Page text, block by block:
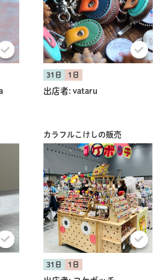
31日 1日
出店者: vataru
カラフルこけしの販売
31日 1日